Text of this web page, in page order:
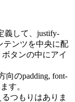
義して、 justify-
テンツを中央に配
タンの中にアイ
向のpadding, font-
す。
つもりはありま